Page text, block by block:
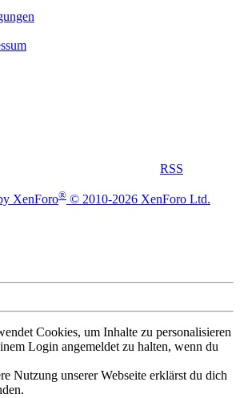
RSS
XenForo® © 2010-2026 XenForo Ltd.
Cookies, um Inhalte zu personalisieren
Login angemeldet zu halten, wenn du
Nutzung unserer Webseite erklärst du dich